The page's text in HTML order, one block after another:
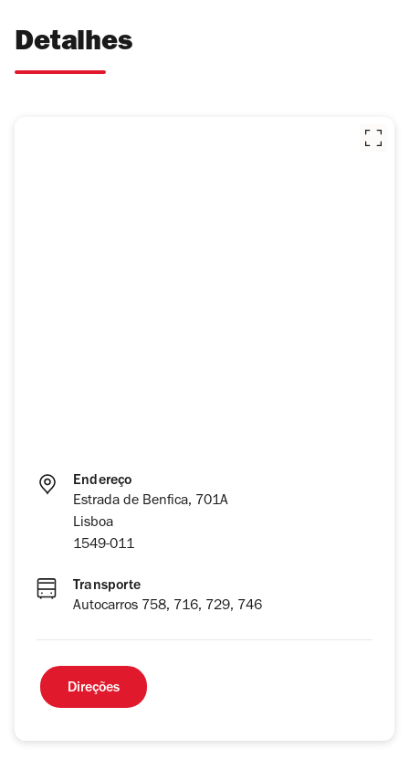
Detalhes
Endereço
Estrada de Benfica, 701A
Lisboa
1549-011
Transporte
Autocarros 758, 716, 729, 746
Direções